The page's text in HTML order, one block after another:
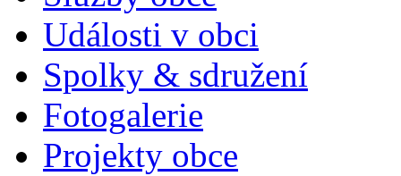
Události v obci
Spolky & sdružení
Fotogalerie
Projekty obce